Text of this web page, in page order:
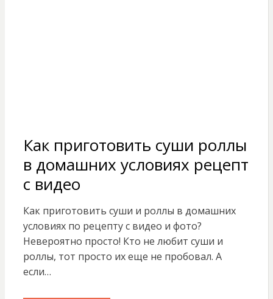
Как приготовить суши роллы
в домашних условиях рецепт
с видео
Как приготовить суши и роллы в домашних
условиях по рецепту с видео и фото?
Невероятно просто! Кто не любит суши и
роллы, тот просто их еще не пробовал. А
если…